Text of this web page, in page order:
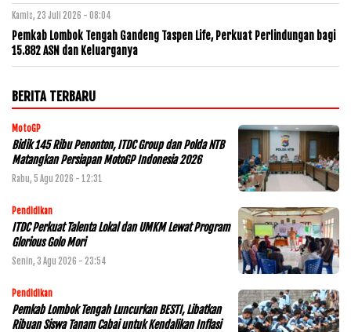
Kamis, 23 Juli 2026 - 08:04
Pemkab Lombok Tengah Gandeng Taspen Life, Perkuat Perlindungan bagi
15.882 ASN dan Keluarganya
BERITA TERBARU
MotoGP
Bidik 145 Ribu Penonton, ITDC Group dan Polda NTB
Matangkan Persiapan MotoGP Indonesia 2026
Rabu, 5 Agu 2026 - 12:31
Pendidikan
ITDC Perkuat Talenta Lokal dan UMKM Lewat Program
Glorious Golo Mori
Senin, 3 Agu 2026 - 23:54
Pendidikan
Pemkab Lombok Tengah Luncurkan BESTI, Libatkan
Ribuan Siswa Tanam Cabai untuk Kendalikan Inflasi